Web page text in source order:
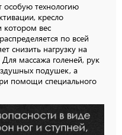
особую технологию
кресло
котором вес
по всей
снизить нагрузку на
массажа голеней, рук
подушек, а
помощи специального